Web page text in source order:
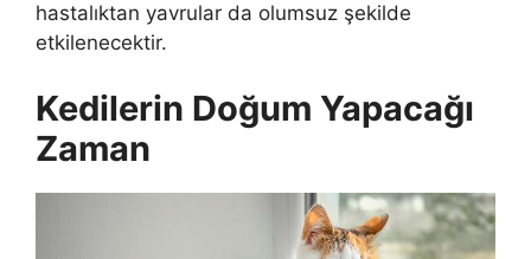
hastalıktan yavrular da olumsuz şekilde
etkilenecektir.
Kedilerin Doğum Yapacağı
Zaman